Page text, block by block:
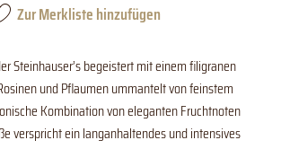
Zur Merkliste hinzufügen
Steinhauser’s begeistert mit einem filigranen
und Pflaumen ummantelt von feinstem
Kombination von eleganten Fruchtnoten
verspricht ein langanhaltendes und intensives